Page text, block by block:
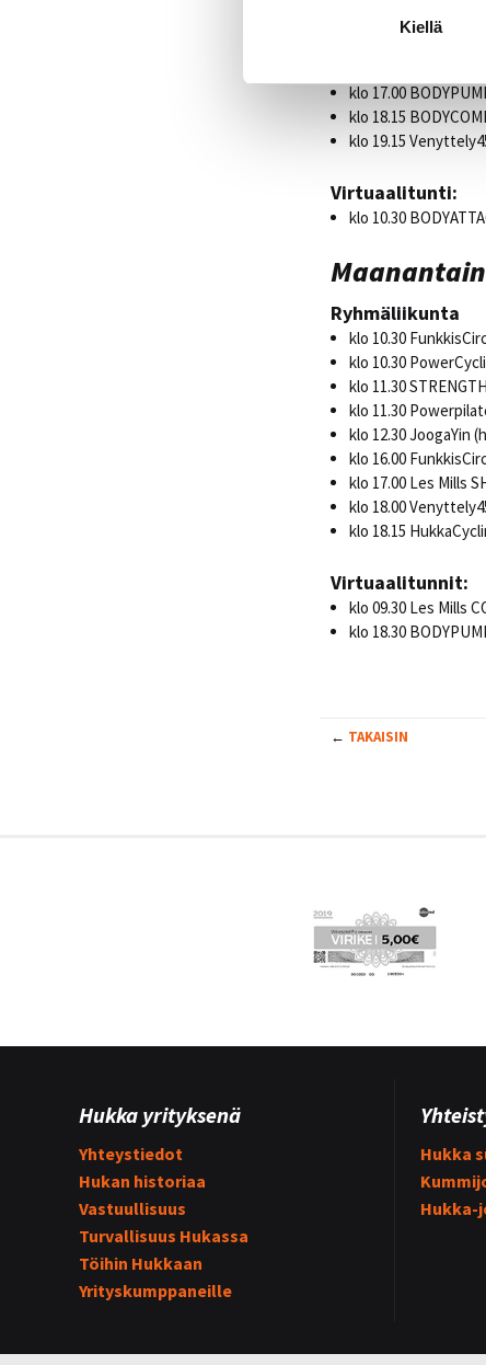
Kiellä
klo 11.30 Les Mills
klo 17.00
klo 18.15
klo 19.15
Virtuaalitunti:
klo 10.30
Ryhmäliikunta
klo 10.30
klo 10.30
klo 11.30
klo 11.30
klo 12.30 JoogaYin
klo 16.00
klo 17.00 Les Mills
klo 18.00
klo 18.15
Virtuaalitunnit:
klo 09.30 Les Mills
klo 18.30
← TAKAISIN
Hukka yrityksenä
Yhteystiedot
Hukan historiaa
Vastuullisuus
Turvallisuus Hukassa
Töihin Hukkaan
Yrityskumppaneille
Hukka
Hukka-